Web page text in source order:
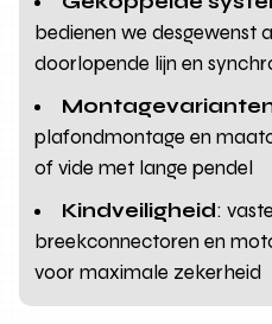
bedienen we desgewenst
doorlopende lijn en
plafondmontage en
of vide met lange pendel
Kindveiligheid:
breekconnectoren en
voor maximale zekerheid